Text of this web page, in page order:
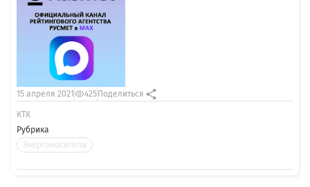
Рубрика
Энергоносители
15 апреля 2021 425 Поделиться
КТК